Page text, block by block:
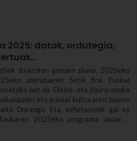
2025: datak, ordutegia,
itxaroten genuen plana, 2025eko
abenduaren 5etik 8ra. Euskal
bat da. Disko- eta liburu-azoka
eta euskal kulturaren zaleen
Durango. Eta, xehetasunik gal ez
2025eko programa osoaren